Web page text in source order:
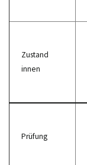
Zustand
innen
Prüfung